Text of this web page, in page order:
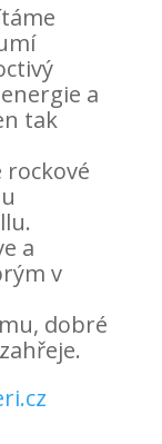
a
tak
rockové
a
v
dobré